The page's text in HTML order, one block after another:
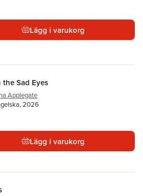
Lägg i varukorg
Sad Eyes
Applegate
2026
Lägg i varukorg